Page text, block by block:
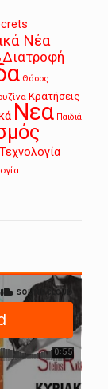
Νέα
Διατροφή
Θάσος
Κρατήσεις
Νεα Παιδιά
Τεχνολογία